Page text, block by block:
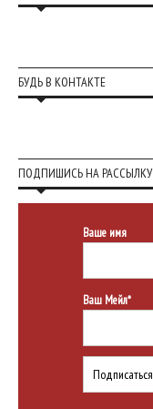
БУДЬ В КОНТАКТЕ
ПОДПИШИСЬ НА РАССЫЛКУ
Ваше имя
Ваш Мейл*